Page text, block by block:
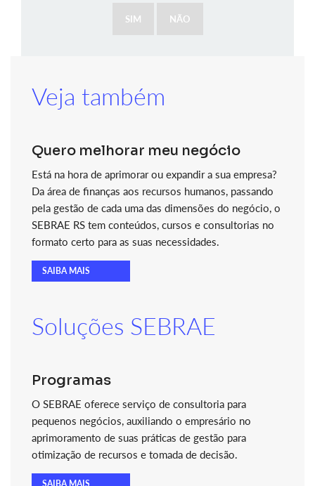
SIM NÃO
Veja também
Quero melhorar meu negócio
Está na hora de aprimorar ou expandir a sua empresa?
Da área de finanças aos recursos humanos, passando
pela gestão de cada uma das dimensões do negócio, o
SEBRAE RS tem conteúdos, cursos e consultorias no
formato certo para as suas necessidades.
SAIBA MAIS
Soluções SEBRAE
Programas
O SEBRAE oferece serviço de consultoria para
pequenos negócios, auxiliando o empresário no
aprimoramento de suas práticas de gestão para
otimização de recursos e tomada de decisão.
SAIBA MAIS